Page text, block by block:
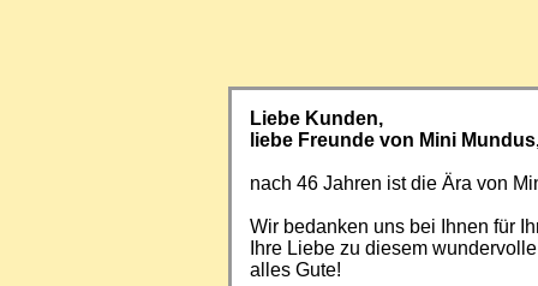
Liebe Kunden,
liebe Freunde von Mini
nach 46 Jahren ist die Ära von
Wir bedanken uns bei Ihnen für
Ihre Liebe zu diesem
alles Gute!